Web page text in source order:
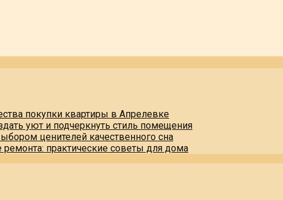
покупки квартиры в Апрелевке
уют и подчеркнуть стиль помещения
ценителей качественного сна
практические советы для дома